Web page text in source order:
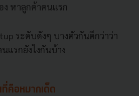
หาลูกค้าคนแรก
ระดับดังๆ บางตัวกันดีกว่าว่า
นแรกยังไงกันบ้าง
คือหมากเด็ด